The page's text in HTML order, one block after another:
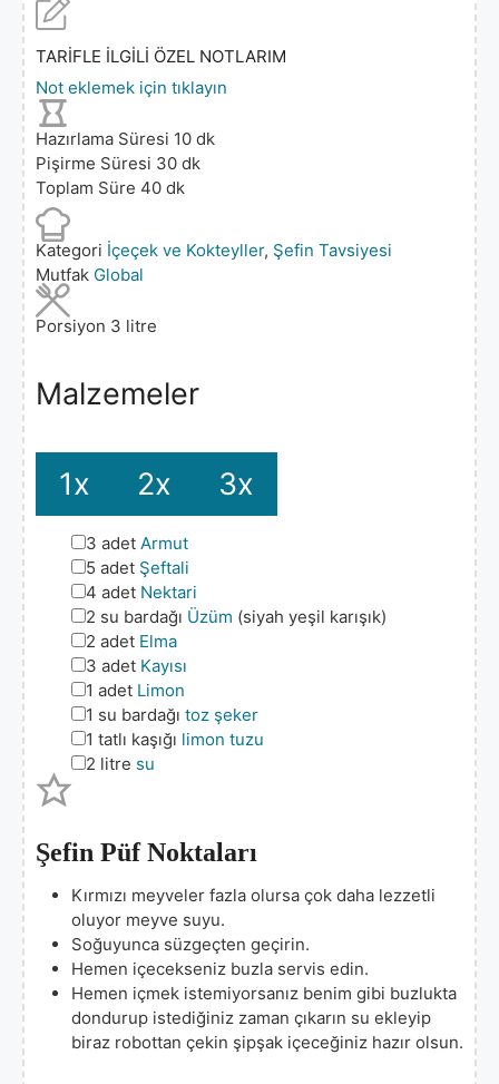
TARİFLE İLGİLİ ÖZEL NOTLARIM
Not eklemek için tıklayın
Hazırlama Süresi 10 dk
Pişirme Süresi 30 dk
Toplam Süre 40 dk
Kategori İçeçek ve Kokteyller, Şefin Tavsiyesi
Mutfak Global
Porsiyon 3 litre
Malzemeler
1x 2x 3x
▢
3 adet Armut
▢
5 adet Şeftali
▢
4 adet Nektari
▢
2 su bardağı Üzüm (siyah yeşil karışık)
▢
2 adet Elma
▢
3 adet Kayısı
▢
1 adet Limon
▢
1 su bardağı toz şeker
▢
1 tatlı kaşığı limon tuzu
▢
2 litre su
Şefin Püf Noktaları
Kırmızı meyveler fazla olursa çok daha lezzetli
oluyor meyve suyu.
Soğuyunca süzgeçten geçirin.
Hemen içecekseniz buzla servis edin.
Hemen içmek istemiyorsanız benim gibi buzlukta
dondurup istediğiniz zaman çıkarın su ekleyip
biraz robottan çekin şipşak içeceğiniz hazır olsun.